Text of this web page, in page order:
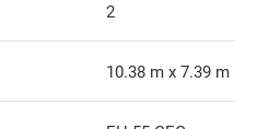
2
10.38 m x 7.39 m